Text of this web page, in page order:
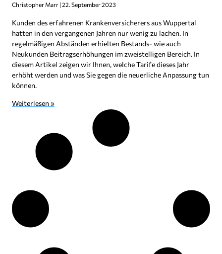
Christopher Marr 22. September 2023
Kunden des erfahrenen Krankenversicherers aus Wuppertal
hatten in den vergangenen Jahren nur wenig zu lachen. In
regelmäßigen Abständen erhielten Bestands- wie auch
Neukunden Beitragserhöhungen im zweistelligen Bereich. In
diesem Artikel zeigen wir Ihnen, welche Tarife dieses Jahr
erhöht werden und was Sie gegen die neuerliche Anpassung tun
können.
Weiterlesen »